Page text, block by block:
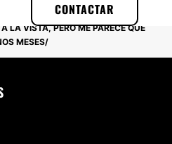
CONTACTAR
CAPILAR
LA VISTA, PERO ME PARECE QUE
MESES